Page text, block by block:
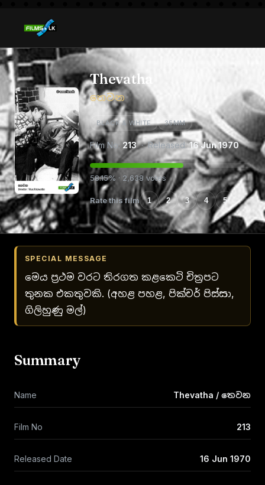
Thevatha
තෙවන
BLACK & WHITE 35MM
Film No:213· Released:16 Jun 1970
58.15% · 2,638 votes
Rate this film 1 2 3 4 5
SPECIAL MESSAGE
මෙය ප්‍රථම වරට තිරගත කළකෙටි චිත්‍රපට
තුනක එකතුවකි. (අහළ පහළ, පික්චර් පිස්සා,
ගිලිහුණු මල්)
Summary
Name Thevatha / තෙවන
Film No 213
Released Date 16 Jun 1970